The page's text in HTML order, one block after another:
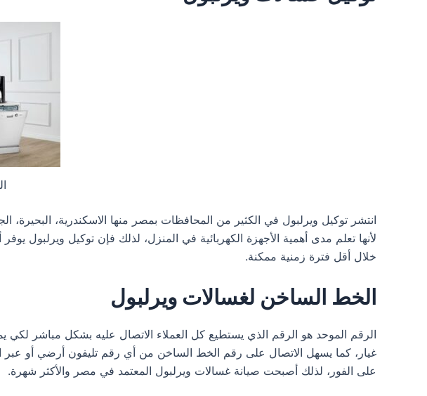
انتشر توكيل ويرلبول في الكثير من المحافظات بمصر منها الاسكندرية، البحيرة،
لأنها تعلم مدى أهمية الأجهزة الكهربائية في المنزل، لذلك فإن توكيل
خلال أقل فترة زمنية ممكنة.
الخط الساخن لغسالات ويرلبول
الرقم الموحد هو الرقم الذي يستطيع كل العملاء الاتصال عليه بشكل مباشر
غيار، كما يسهل الاتصال على رقم الخط الساخن من أي رقم تليفون أرضي أو عبر
على الفور، لذلك أصبحت صيانة غسالات ويرلبول المعتمد في مصر والأكثر شهرة.